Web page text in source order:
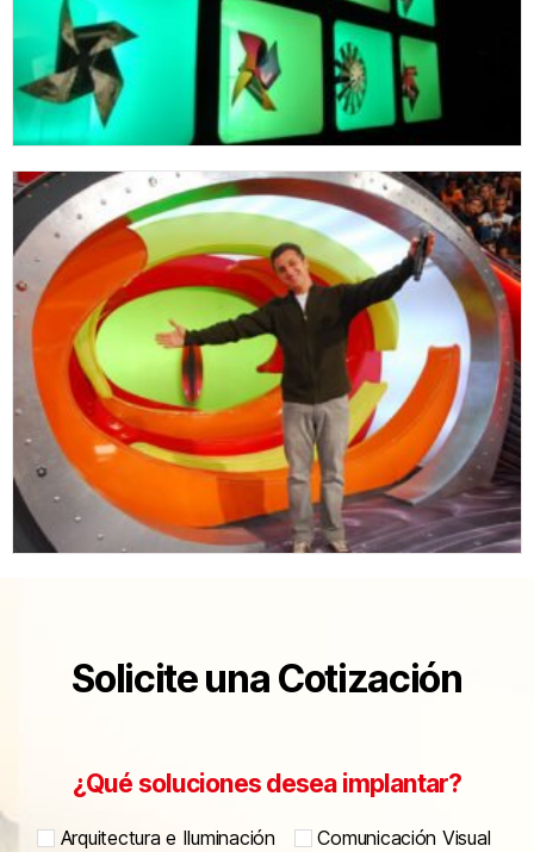
Solicite una Cotización
¿Qué soluciones desea implantar?
Arquitectura e Iluminación
Comunicación Visual